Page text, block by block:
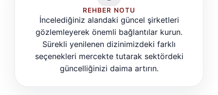
REHBER NOTU
İncelediğiniz alandaki güncel şirketleri
gözlemleyerek önemli bağlantılar kurun.
Sürekli yenilenen dizinimizdeki farklı
seçenekleri mercekte tutarak sektördeki
güncelliğinizi daima artırın.